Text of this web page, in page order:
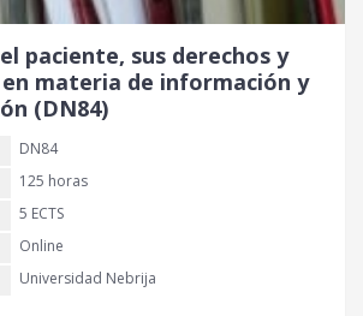
paciente, sus derechos y
materia de información y
(DN84)
DN84
125 horas
5 ECTS
Online
Universidad Nebrija